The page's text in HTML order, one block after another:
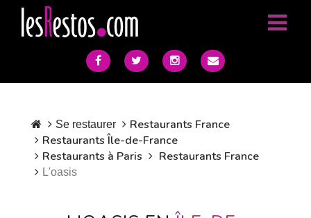
Se restaurer
Restaurants France
Restaurants Île-de-France
Restaurants à Paris
Restaurants France
L'oasis